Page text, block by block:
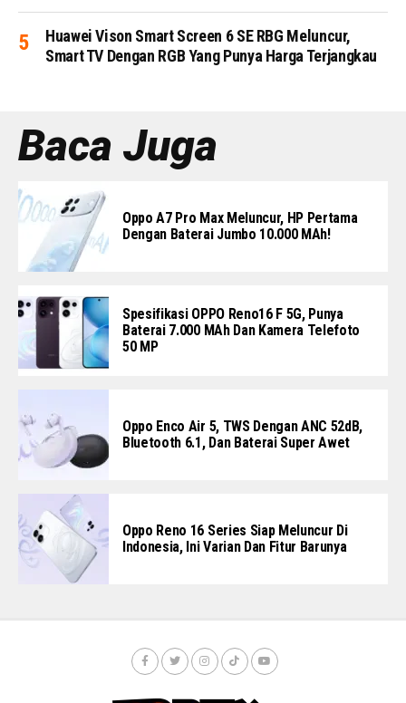
Huawei Vison Smart Screen 6 SE RBG Meluncur,
Smart TV Dengan RGB Yang Punya Harga Terjangkau
Baca Juga
Oppo A7 Pro Max Meluncur, HP Pertama
Dengan Baterai Jumbo 10.000 MAh!
Spesifikasi OPPO Reno16 F 5G, Punya
Baterai 7.000 MAh Dan Kamera Telefoto
50 MP
Oppo Enco Air 5, TWS Dengan ANC 52dB,
Bluetooth 6.1, Dan Baterai Super Awet
Oppo Reno 16 Series Siap Meluncur Di
Indonesia, Ini Varian Dan Fitur Barunya